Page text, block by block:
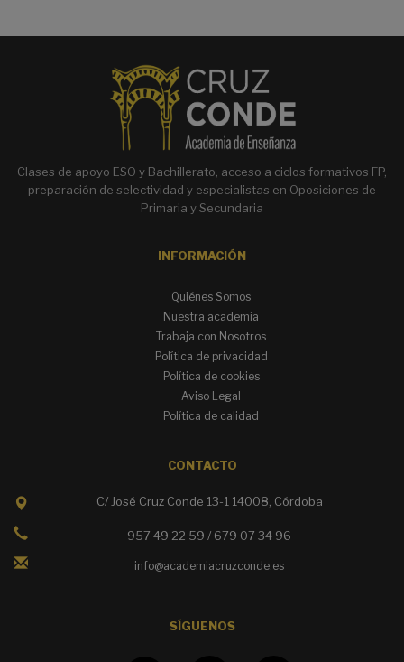
Clases de apoyo ESO y Bachillerato, acceso a ciclos formativos FP,
preparación de selectividad y especialistas en Oposiciones de
Primaria y Secundaria
INFORMACIÓN
Quiénes Somos
Nuestra academia
Trabaja con Nosotros
Política de privacidad
Política de cookies
Aviso Legal
Política de calidad
CONTACTO
C/ José Cruz Conde 13-1 14008, Córdoba
957 49 22 59 / 679 07 34 96
info@academiacruzconde.es
SÍGUENOS